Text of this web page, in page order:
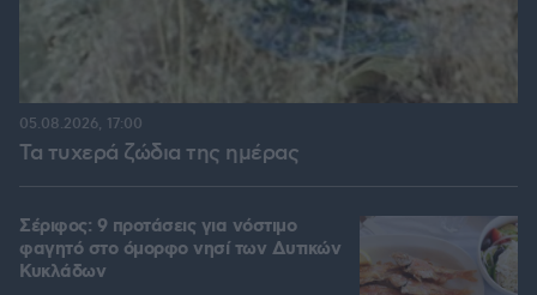
Τα τυχερά ζώδια της ημέρας
05.08.2026, 17:00
Σέριφος: 9 προτάσεις για νόστιμο
φαγητό στο όμορφο νησί των Δυτικών
Κυκλάδων